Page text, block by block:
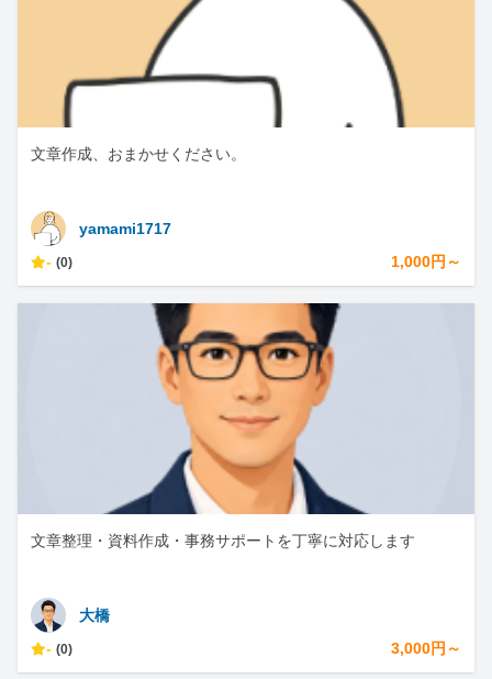
文章作成、おまかせください。
yamami1717
- (0) 1,000円～
文章整理・資料作成・事務サポートを丁寧に対応します
大橋
- (0) 3,000円～